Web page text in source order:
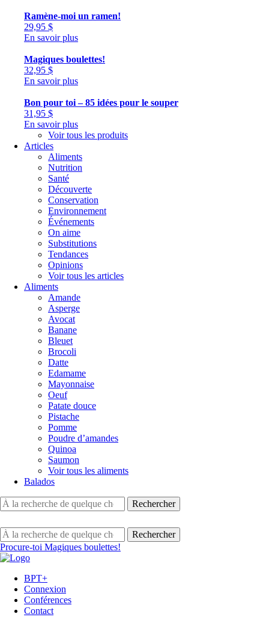
Ramène-moi un ramen!
29,95 $
En savoir plus
Magiques boulettes!
32,95 $
En savoir plus
Bon pour toi – 85 idées pour le souper
31,95 $
En savoir plus
Voir tous les produits
Articles
Aliments
Nutrition
Santé
Découverte
Conservation
Environnement
Événements
On aime
Substitutions
Tendances
Opinions
Voir tous les articles
Aliments
Amande
Asperge
Avocat
Banane
Bleuet
Brocoli
Datte
Edamame
Mayonnaise
Oeuf
Patate douce
Pistache
Pomme
Poudre d’amandes
Quinoa
Saumon
Voir tous les aliments
Balados
Procure-toi Magiques boulettes!
BPT+
Connexion
Conférences
Contact